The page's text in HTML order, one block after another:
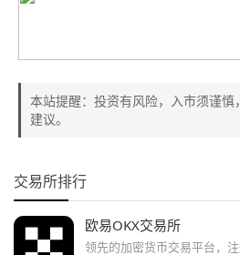
本站提醒：投资有风险，入市须谨
建议。
交易所排行
欧易OKX交易所
领先的加密货币交易平台，